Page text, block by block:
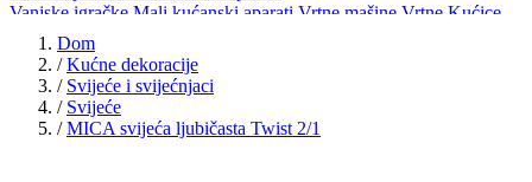
Vanjske igračke Mali kućanski aparati Vrtne mašine Vrtne Kućice
Vrtni tuševi
dekoracijePet centar Bazeni i pribor
Dom
/ Kućne dekoracije
/ Svijeće i svijećnjaci
/ Svijeće
/ MICA svijeća ljubičasta Twist 2/1